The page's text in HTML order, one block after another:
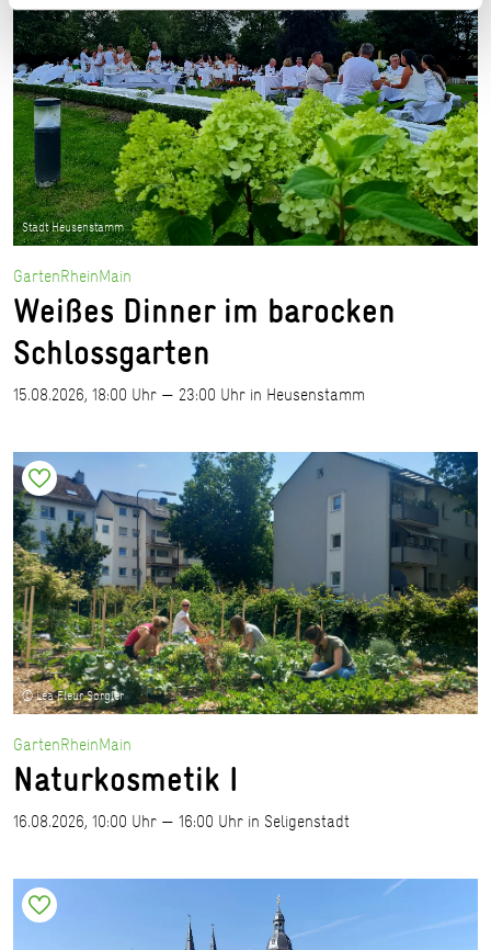
Stadt Heusenstamm
GartenRheinMain
Weißes Dinner im barocken
Schlossgarten
15.08.2026, 18:00 Uhr — 23:00 Uhr in Heusenstamm
© Lea Fleur Sorgler
GartenRheinMain
Naturkosmetik I
16.08.2026, 10:00 Uhr — 16:00 Uhr in Seligenstadt